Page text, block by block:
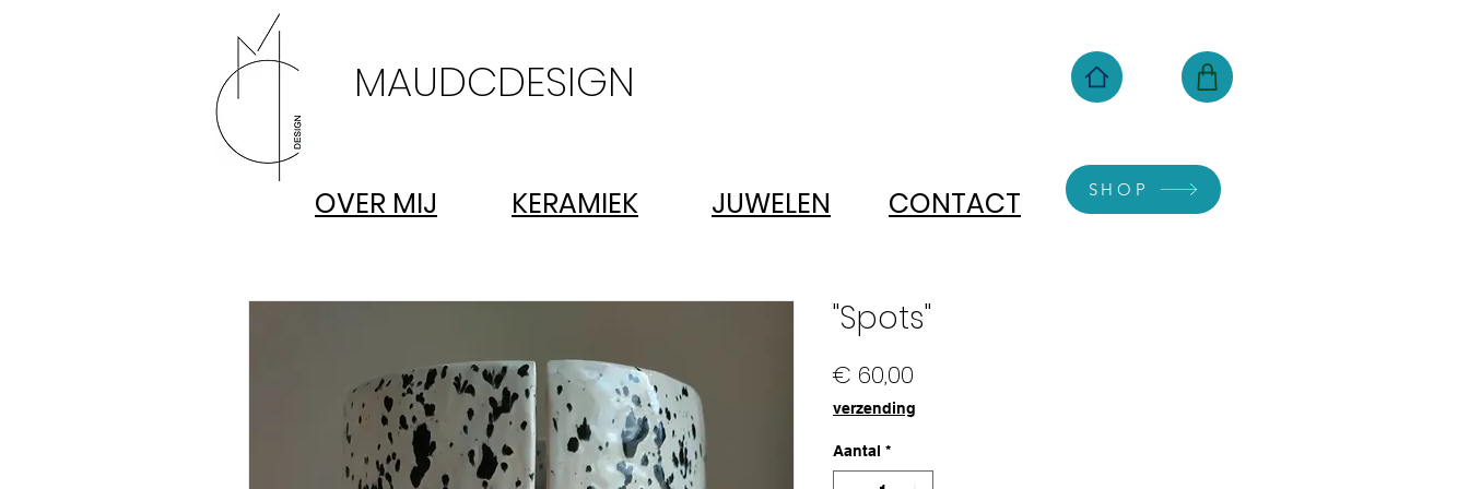
MAUDCDESIGN
OVER MIJ KERAMIEK JUWELEN CONTACT SHOP
"Spots"
€ 60,00
verzending
Aantal *